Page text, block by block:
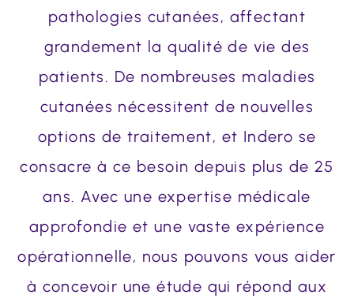
pathologies cutanées, affectant
grandement la qualité de vie des
patients. De nombreuses maladies
cutanées nécessitent de nouvelles
options de traitement, et Indero se
consacre à ce besoin depuis plus de 25
ans. Avec une expertise médicale
approfondie et une vaste expérience
opérationnelle, nous pouvons vous aider
à concevoir une étude qui répond aux